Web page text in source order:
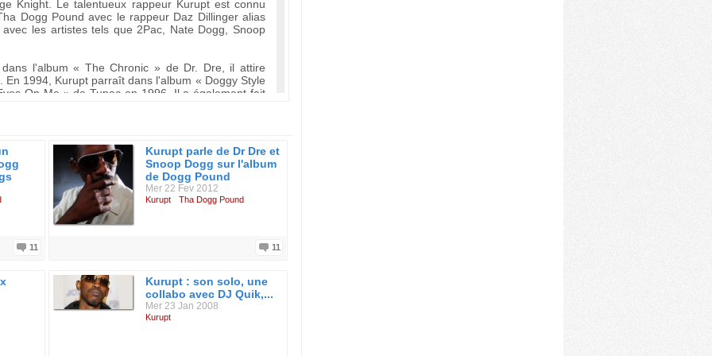
Knight. Le talentueux rappeur Kurupt est connu
Dogg Pound avec le rappeur Daz Dillinger alias
les artistes tels que 2Pac, Nate Dogg, Snoop
l'album « The Chronic » de Dr. Dre, il attire
1994, Kurupt parraît dans l'album « Doggy Style
On Me » de Tupac en 1996. Il a également fait
en 1997, il s'est associé avec le rappeur Daz
produire sous le nom Dogg Pound Gangsta. En
« Dogg Food », un carton! Lorsque Daz et son
ils ont vraiment contribué au succès des rappeurs
restés dans l'ombre lorsque ces derniers brillaient
sort son premier album titré « Kuruption! ». Ce
Antra Records, est intitulé « Tha Streetz Is A
opus « Space Boogie: Smoke Oddessey »
Durst et DJ Lethal du groupe Limp Bizkit.
11
Kurupt parle de Dr Dre et
Snoop Dogg sur l'album
de Dogg Pound
Mer 22 Fev 2012
Kurupt Tha Dogg Pound
11
Kurupt : son solo, une
collabo avec DJ Quik,...
Mer 23 Jan 2008
Kurupt